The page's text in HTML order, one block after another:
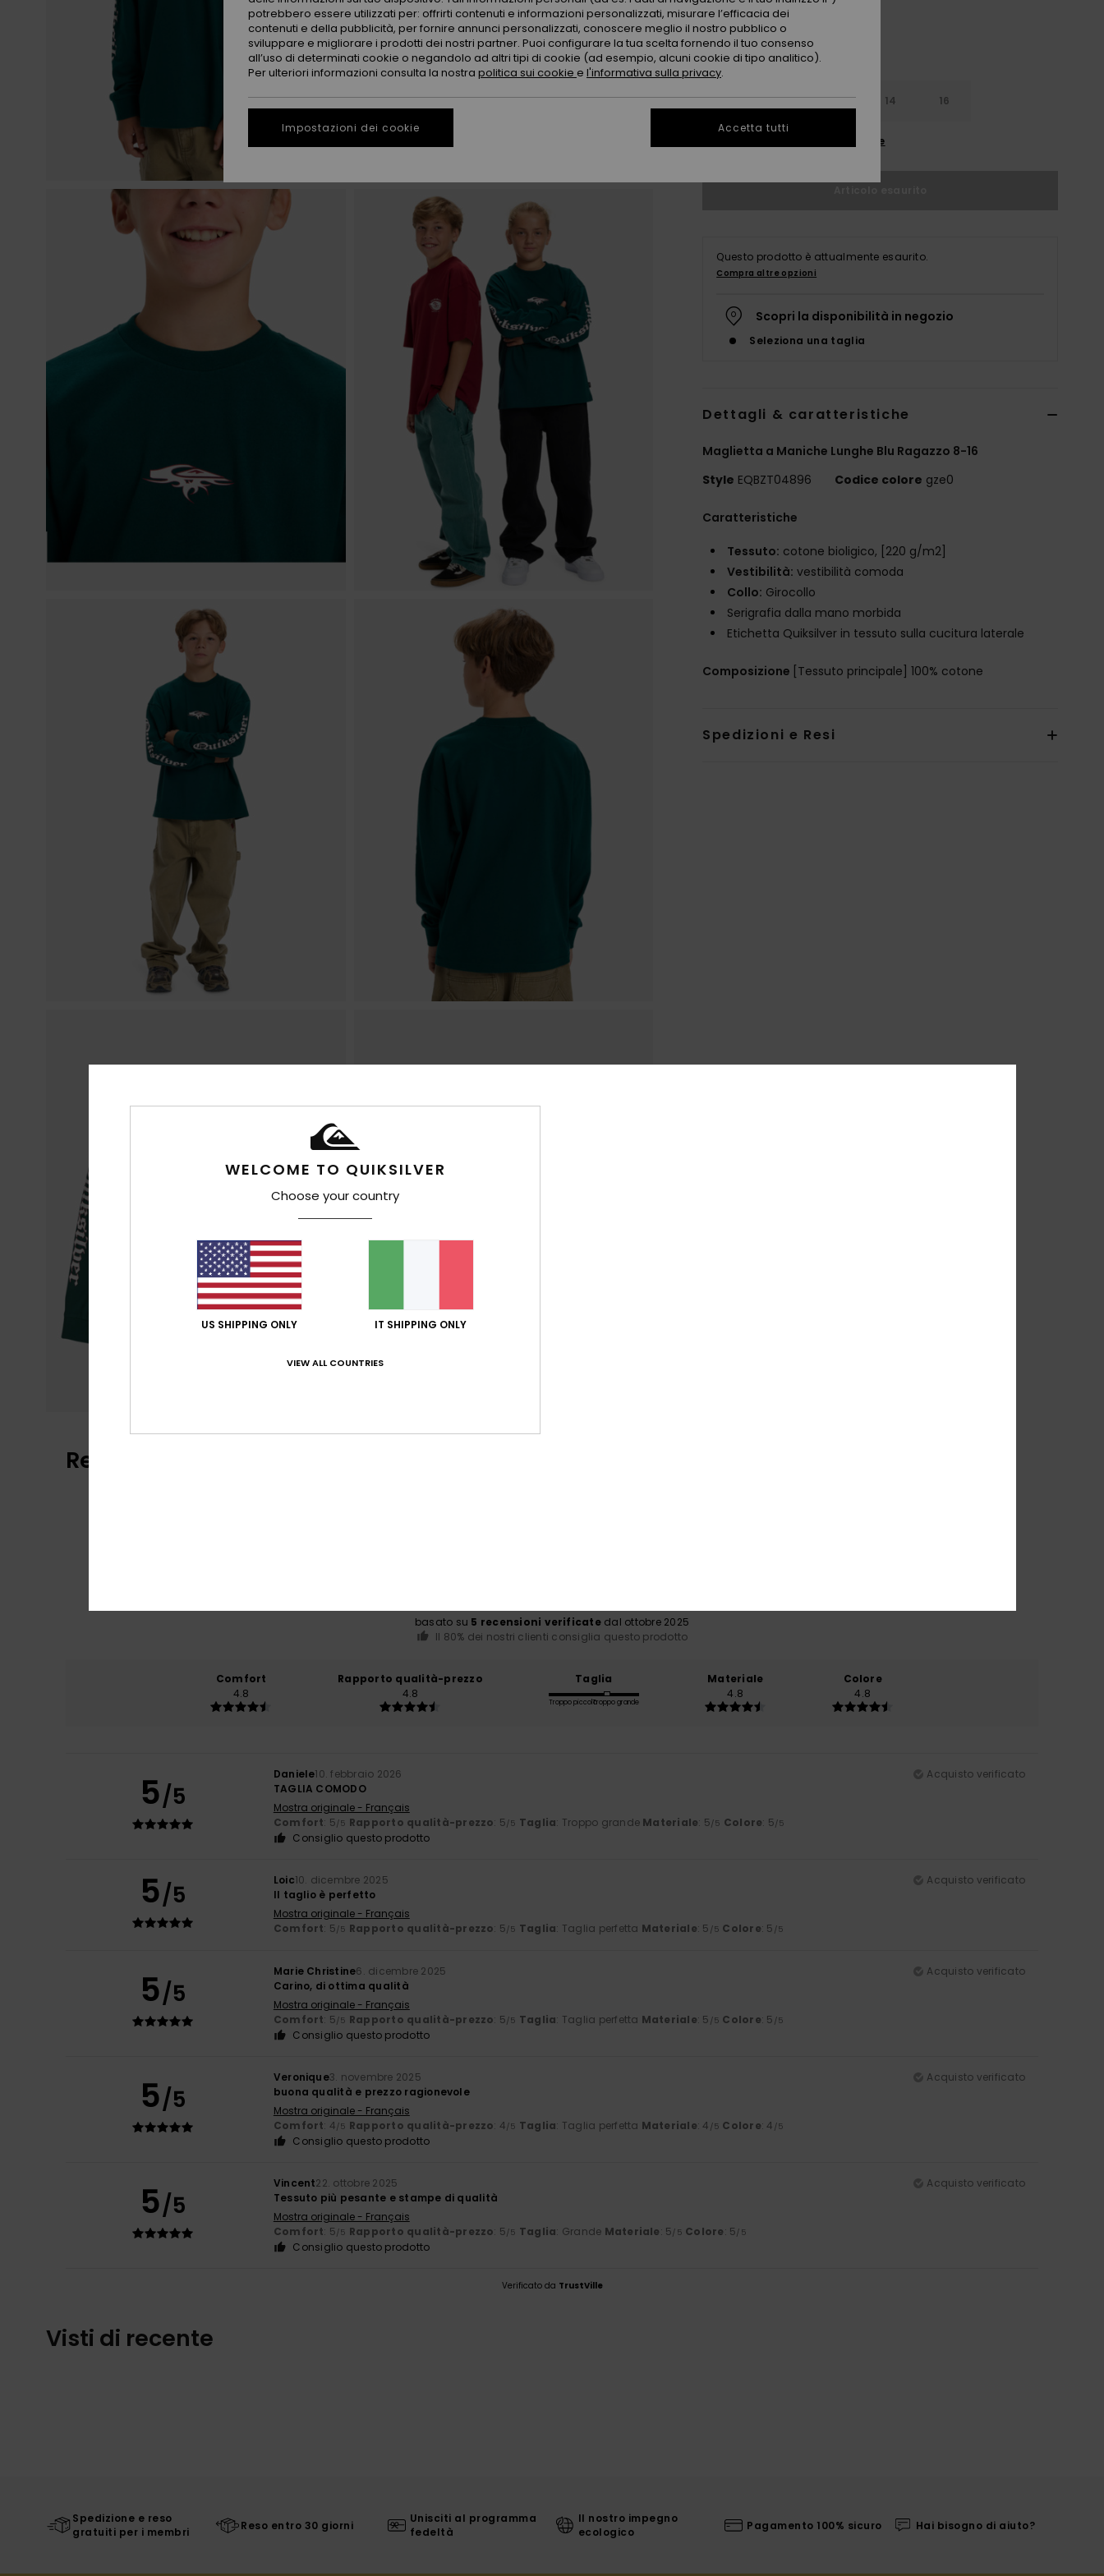
8 10 12 14 16
Consulta la guida alle taglie
Questo prodotto è attualmente esaurito.
Compra altre opzioni
Scopri la disponibilità in negozio
Seleziona una taglia
Dettagli & caratteristiche
Maglietta a Maniche Lunghe Blu Ragazzo 8-16
Style EQBZT04896 Codice colore gze0
Caratteristiche
Tessuto: cotone bioligico, [220 g/m2]
Vestibilità: vestibilità comoda
Collo: Girocollo
Serigrafia dalla mano morbida
Etichetta Quiksilver in tessuto sulla cucitura laterale
Composizione [Tessuto principale] 100% cotone
Spedizioni e Resi
Recensioni dei clienti
basato su 5 recensioni verificatedal ottobre 2025
Il 80% dei nostri clienti consiglia questo prodotto
Comfort
4.8
Rapporto qualità-prezzo
4.8
Taglia
Troppo piccoloTroppo grande
Materiale
4.8
Colore
4.8
5/5
Daniele10. febbraio 2026
Acquisto verificato
TAGLIA COMODO
Mostra originale - Français
Comfort: 5/5 Rapporto qualità-prezzo: 5/5 Taglia: Troppo grande Materiale: 5/5 Colore: 5/5
Consiglio questo prodotto
5/5 Loic10. dicembre 2025
Acquisto verificato
Il taglio è perfetto
Mostra originale - Français
Comfort: 5/5 Rapporto qualità-prezzo: 5/5 Taglia: Taglia perfetta Materiale: 5 /5 Colore: 5 /5
5/5
Marie Christine6. dicembre 2025
Acquisto verificato
Carino, di ottima qualità
Mostra originale - Français
Comfort: 5/5 Rapporto qualità-prezzo: 5/5 Taglia: Taglia perfetta Materiale: 5 /5 Colore: 5 /5
Consiglio questo prodotto
5/5
Veronique3. novembre 2025
Acquisto verificato
buona qualità e prezzo ragionevole
Mostra originale - Français
Comfort: 4/5 Rapporto qualità-prezzo: 4/5 Taglia: Taglia perfetta Materiale: 4 /5 Colore: 4 /5
Consiglio questo prodotto
5/5
Vincent22. ottobre 2025
Acquisto verificato
Tessuto più pesante e stampe di qualità
Mostra originale - Français
Comfort: 5/5 Rapporto qualità-prezzo: 5/5 Taglia: Grande Materiale: 5/5 Colore: 5/5
Consiglio questo prodotto
Verificato da TrustVille
Visti di recente
Spedizione e reso
gratuiti per i membri
Reso entro 30 giorni
Unisciti al programma
fedeltà
Il nostro impegno
ecologico
Pagamento 100% sicuro Hai bisogno di aiuto?
WELCOME TO QUIKSILVER
Choose your country
US SHIPPING ONLY IT SHIPPING ONLY
VIEW ALL COUNTRIES
potrebbero essere utilizzati per: offrirti contenuti e informazioni personalizzati, misurare l’efficacia dei
contenuti e della pubblicità, per fornire annunci personalizzati, conoscere meglio il nostro pubblico o
sviluppare e migliorare i prodotti dei nostri partner. Puoi configurare la tua scelta fornendo il tuo consenso
all’uso di determinati cookie o negandolo ad altri tipi di cookie (ad esempio, alcuni cookie di tipo analitico).
Per ulteriori informazioni consulta la nostra politica sui cookie e l'informativa sulla privacy.
Impostazioni dei cookie Accetta tutti